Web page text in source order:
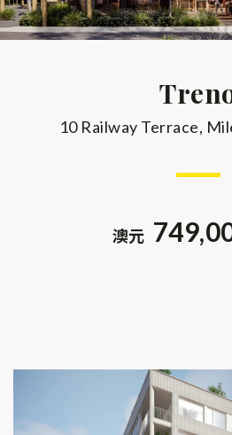
10 Railway Terrace,
澳元